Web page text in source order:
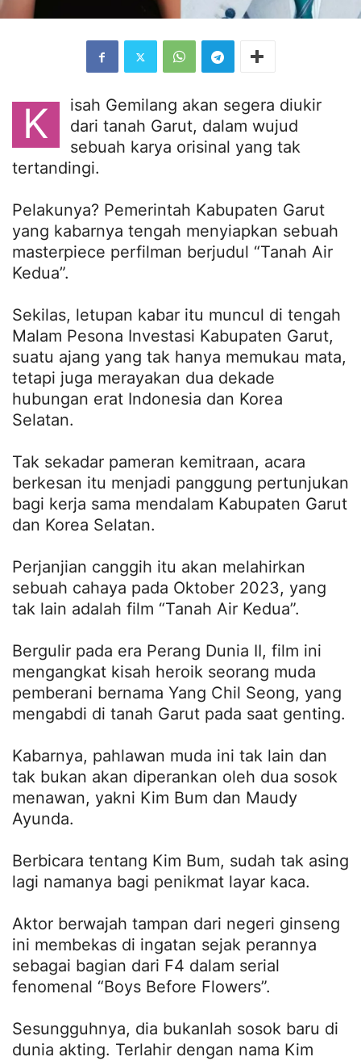
K
isah Gemilang akan segera diukir
dari tanah Garut, dalam wujud
sebuah karya orisinal yang tak
tertandingi.
Pelakunya? Pemerintah Kabupaten Garut
yang kabarnya tengah menyiapkan sebuah
masterpiece perfilman berjudul “Tanah Air
Kedua”.
Sekilas, letupan kabar itu muncul di tengah
Malam Pesona Investasi Kabupaten Garut,
suatu ajang yang tak hanya memukau mata,
tetapi juga merayakan dua dekade
hubungan erat Indonesia dan Korea
Selatan.
Tak sekadar pameran kemitraan, acara
berkesan itu menjadi panggung pertunjukan
bagi kerja sama mendalam Kabupaten Garut
dan Korea Selatan.
Perjanjian canggih itu akan melahirkan
sebuah cahaya pada Oktober 2023, yang
tak lain adalah film “Tanah Air Kedua”.
Bergulir pada era Perang Dunia II, film ini
mengangkat kisah heroik seorang muda
pemberani bernama Yang Chil Seong, yang
mengabdi di tanah Garut pada saat genting.
Kabarnya, pahlawan muda ini tak lain dan
tak bukan akan diperankan oleh dua sosok
menawan, yakni Kim Bum dan Maudy
Ayunda.
Berbicara tentang Kim Bum, sudah tak asing
lagi namanya bagi penikmat layar kaca.
Aktor berwajah tampan dari negeri ginseng
ini membekas di ingatan sejak perannya
sebagai bagian dari F4 dalam serial
fenomenal “Boys Before Flowers”.
Sesungguhnya, dia bukanlah sosok baru di
dunia akting. Terlahir dengan nama Kim